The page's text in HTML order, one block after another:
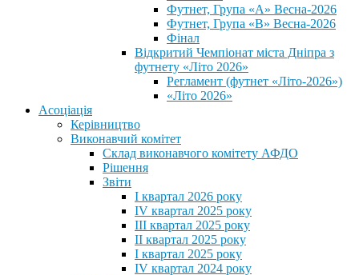
Футнет, Група «А» Весна-2026
Футнет, Група «В» Весна-2026
Фінал
Відкритий Чемпіонат міста Дніпра з
футнету «Літо 2026»
Регламент (футнет «Літо-2026»)
«Літо 2026»
Асоціація
Керівництво
Виконавчий комітет
Склад виконавчого комітету АФДО
Рішення
Звіти
I квартал 2026 року
IV квартал 2025 року
III квартал 2025 року
II квартал 2025 року
I квартал 2025 року
IV квартал 2024 року